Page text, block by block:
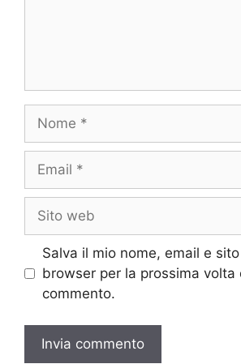
Nome
Email
Sito
web
Salva il mio nome, email e
browser per la prossima volta
commento.